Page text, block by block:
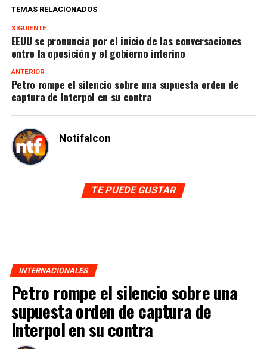
TEMAS RELACIONADOS
SIGUIENTE
EEUU se pronuncia por el inicio de las conversaciones
entre la oposición y el gobierno interino
ANTERIOR
Petro rompe el silencio sobre una supuesta orden de
captura de Interpol en su contra
Notifalcon
TE PUEDE GUSTAR
INTERNACIONALES
Petro rompe el silencio sobre una
supuesta orden de captura de
Interpol en su contra